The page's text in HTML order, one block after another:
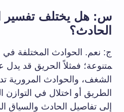
س: هل ⁣يختلف تفسير
الحادث؟
ج: نعم. الحوادث المختلفة في
‍متنوعة؛ ​فمثلاً الحريق ⁤قد
الشغف،‌ والحوادث⁤
الطريق أو اختلال في التوازن
إلى تفاصيل الحادث والسياق